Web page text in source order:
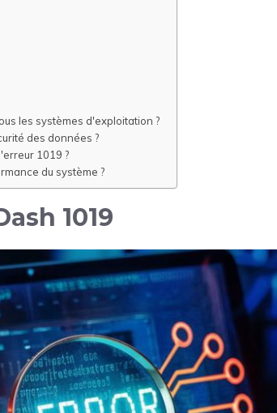
les systèmes d'exploitation ?
des données ?
1019 ?
du système ?
1019